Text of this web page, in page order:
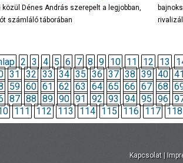
közül Dénes András szerepelt a legjobban,
számláló táborában
2 3 4 5 6 7 8 9 10 11 12 13
31 32 33 34 35 36 37 38 39 40
59 60 61 62 63 64 65 66 67 68
87 88 89 90 91 92 93 94 95 96
111 112 113 114 115 116 117 118
Kapcsolat |